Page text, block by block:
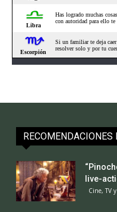
RECOMENDACIONES
live-
Cine, TV